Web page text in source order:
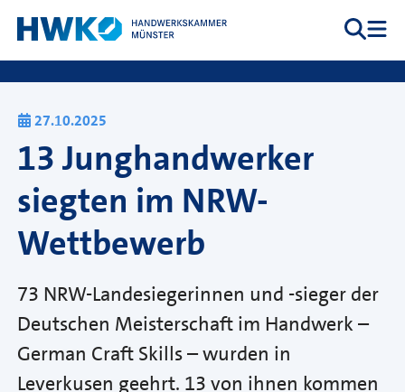
Zum Inhalt springen
Hauptnavigation Suche
27.10.2025
13 Junghandwerker
siegten im NRW-
Wettbewerb
73 NRW-Landesiegerinnen und -sieger der
Deutschen Meisterschaft im Handwerk –
German Craft Skills – wurden in
Leverkusen geehrt. 13 von ihnen kommen